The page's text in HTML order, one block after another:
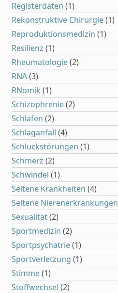
Registerdaten (1)
Rekonstruktive Chirurgie(1)
Reproduktionsmedizin (1)
Resilienz (1)
Rheumatologie(2)
RNA(3)
RNomik (1)
Schizophrenie(2)
Schlafen (2)
Schlaganfall (4)
Schluckstörungen (1)
Schmerz (2)
Schwindel (1)
Seltene Krankheiten (4)
Seltene Nierenerkrankungen
Sexualität(2)
Sportmedizin (2)
Sportpsychatrie(1)
Sportverletzung (1)
Stimme(1)
Stoffwechsel (2)